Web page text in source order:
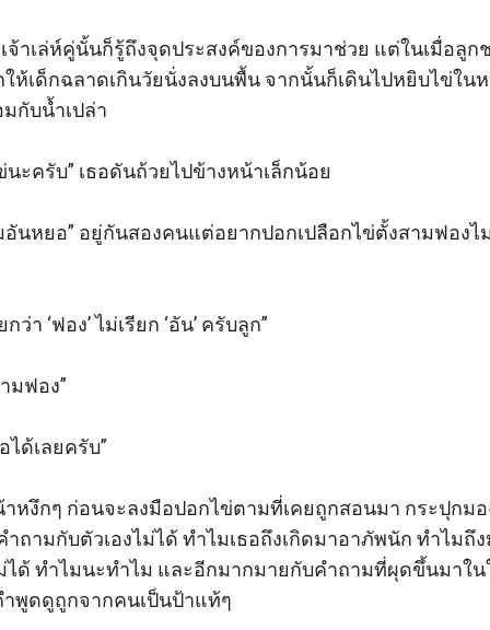
จ้าเล่ห์คู่นั้นก็รู้ถึงจุดประสงค์ของการมาช่วย แต่ในเมื่อลูก
ห้เด็กฉลาดเกินวัยนั่งลงบนพื้น จากนั้นก็เดินไปหยิบไข่ใน
กับน้ำเปล่า
นะครับ” เธอดันถ้วยไปข้างหน้าเล็กน้อย
อันหยอ” อยู่กันสองคนแต่อยากปอกเปลือกไข่ตั้งสามฟองไ
ว่า ‘ฟอง’ ไม่เรียก ‘อัน’ ครับลูก”
มฟอง”
ได้เลยครับ”
หงึกๆ ก่อนจะลงมือปอกไข่ตามที่เคยถูกสอนมา กระปุกม
ถามกับตัวเองไม่ได้ ทำไมเธอถึงเกิดมาอาภัพนัก ทำไม
ด้ ทำไมนะทำไม และอีกมากมายกับคำถามที่ผุดขึ้นมาใ
พูดดูถูกจากคนเป็นป้าแท้ๆ